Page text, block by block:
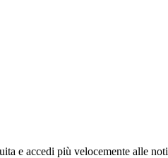
e accedi più velocemente alle